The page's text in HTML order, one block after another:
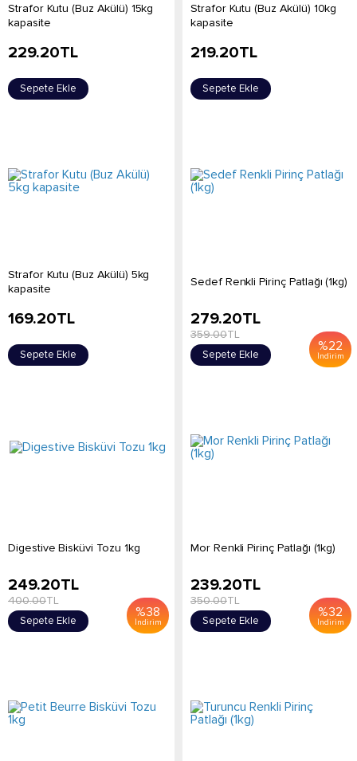
Strafor Kutu (Buz Akülü) 15kg
kapasite
229.20TL
Sepete Ekle
Strafor Kutu (Buz Akülü) 10kg
kapasite
219.20TL
Sepete Ekle
Strafor Kutu (Buz Akülü) 5kg
kapasite
169.20TL
Sepete Ekle
Sedef Renkli Pirinç Patlağı (1kg)
%22
İndirim
279.20TL
359.00TL
Sepete Ekle
Digestive Bisküvi Tozu 1kg
%38
İndirim
249.20TL
400.00TL
Sepete Ekle
Mor Renkli Pirinç Patlağı (1kg)
%32
İndirim
239.20TL
350.00TL
Sepete Ekle